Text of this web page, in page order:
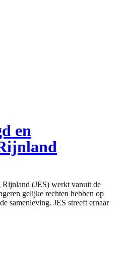
en
Rijnland (JES) werkt vanuit de
gelijke rechten hebben op
samenleving. JES streeft ernaar